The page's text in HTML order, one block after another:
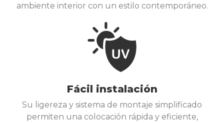
ambiente interior con un estilo contemporáneo.
Fácil instalación
Su ligereza y sistema de montaje simplificado
permiten una colocación rápida y eficiente,